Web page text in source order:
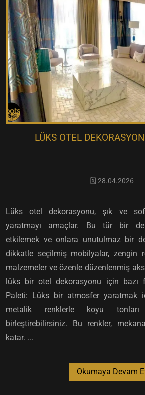
LÜKS OTEL
🗓️ 28.04.2026
Lüks otel dekorasyonu, şık ve
yaratmayı amaçlar. Bu tür bir
etkilemek ve onlara unutulmaz bir
dikkatle seçilmiş mobilyalar, zengin
malzemeler ve özenle düzenlenmiş
lüks bir otel dekorasyonu için bazı
Paleti: Lüks bir atmosfer yaratmak
metalik renklerle koyu tonları
birleştirebilirsiniz. Bu renkler,
katar. ...
Okumaya Devam